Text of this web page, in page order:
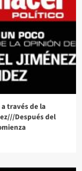
través de la
Después del